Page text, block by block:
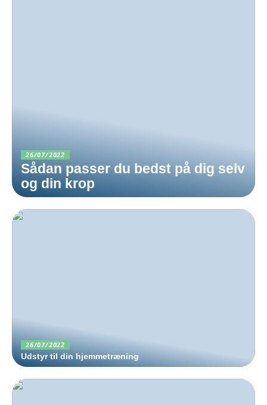
26/07/2022
Sådan passer du bedst på dig selv
og din krop
26/07/2022
Udstyr til din hjemmetræning